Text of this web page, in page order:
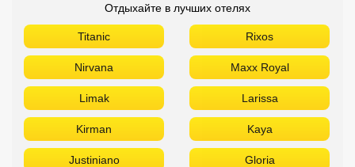
Отдыхайте в лучших отелях
Titanic Rixos
Nirvana Maxx Royal
Limak Larissa
Kirman Kaya
Justiniano Gloria